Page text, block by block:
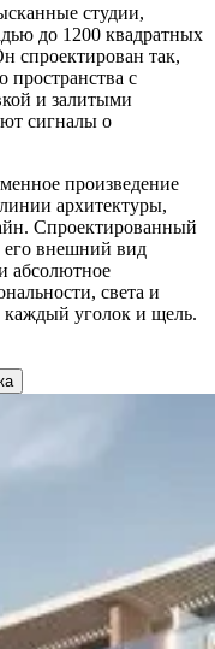
студии,
до 1200 квадратных
спроектирован так,
пространства с
и залитыми
сигналы о
произведение
архитектуры,
Спроектированный
его внешний вид
абсолютное
света и
уголок и щель.